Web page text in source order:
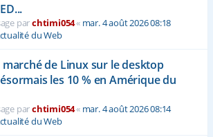
parchtimi054« mar. 4 août 2026 08:18
du Web
marché de Linux sur le desktop
les 10 % en Amérique du
parchtimi054« mar. 4 août 2026 08:14
du Web